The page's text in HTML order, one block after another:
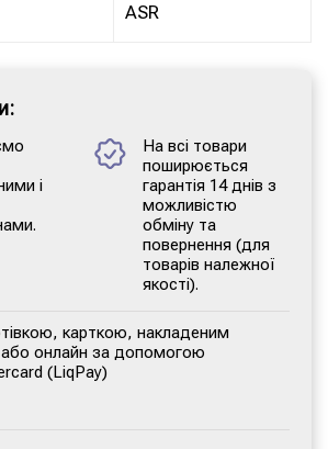
ASR
і
На всі товари
поширюється
гарантія 14 днів з
можливістю
обміну та
повернення (для
товарів належної
якості).
карткою, накладеним
онлайн за допомогою
(LiqPay)